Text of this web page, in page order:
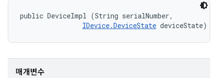
public DeviceImpl (String serialNumber,
IDevice.DeviceState deviceState)
매개변수